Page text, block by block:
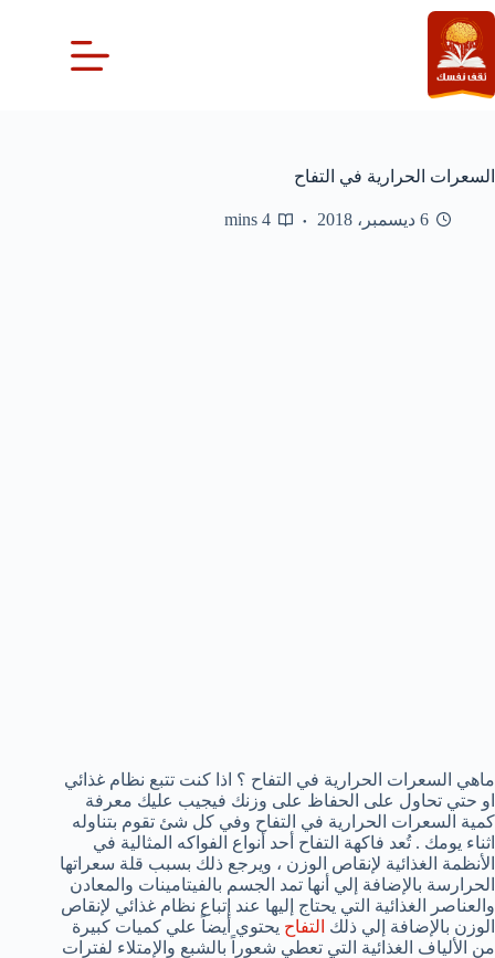
التجاوز
إلى
المحتوى
السعرات الحرارية في التفاح
6 ديسمبر، 2018 4 mins
ماهي السعرات الحرارية في التفاح ؟ اذا كنت تتبع نظام غذائي
او حتي تحاول على الحفاظ على وزنك فيجيب عليك معرفة
كمية السعرات الحرارية في التفاح وفي كل شئ تقوم بتناوله
اثناء يومك . تُعد فاكهة التفاح أحد أنواع الفواكه المثالية في
الأنظمة الغذائية لإنقاص الوزن ، ويرجع ذلك بسبب قلة سعراتها
الحرارسة بالإضافة إلي أنها تمد الجسم بالفيتامينات والمعادن
والعناصر الغذائية التي يحتاج إليها عند إتباع نظام غذائي لإنقاص
الوزن بالإضافة إلي ذلك التفاح يحتوي أيضاً علي كميات كبيرة
من الألياف الغذائية التي تعطي شعوراً بالشبع والإمتلاء لفترات